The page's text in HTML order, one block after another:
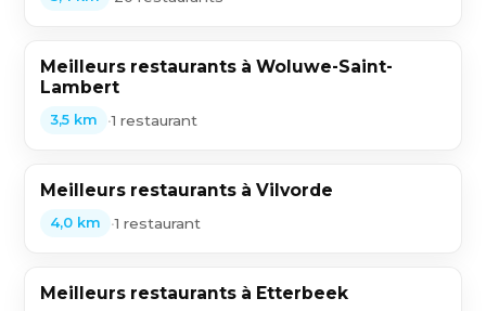
Meilleurs restaurants à Woluwe-Saint-
Lambert
3,5 km •1 restaurant
Meilleurs restaurants à Vilvorde
4,0 km •1 restaurant
Meilleurs restaurants à Etterbeek